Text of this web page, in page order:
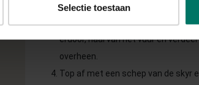
Selectie toestaan
Wanneer de havermout warm is
eventueel melk erbij doen als het
erdoor, haal van het vuur en
overheen.
Top af met een schep van de skyr